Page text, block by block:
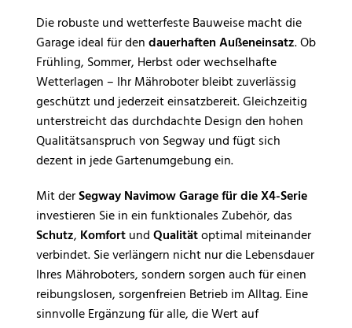
Die robuste und wetterfeste Bauweise macht die
Garage ideal für dendauerhaften Außeneinsatz. Ob
Frühling, Sommer, Herbst oder wechselhafte
Wetterlagen – Ihr Mähroboter bleibt zuverlässig
geschützt und jederzeit einsatzbereit. Gleichzeitig
unterstreicht das durchdachte Design den hohen
Qualitätsanspruch von Segway und fügt sich
dezent in jede Gartenumgebung ein.
Mit derSegway Navimow Garage für die X4-Serie
investieren Sie in ein funktionales Zubehör, das
Schutz, KomfortundQualitätoptimal miteinander
verbindet. Sie verlängern nicht nur die Lebensdauer
Ihres Mähroboters, sondern sorgen auch für einen
reibungslosen, sorgenfreien Betrieb im Alltag. Eine
sinnvolle Ergänzung für alle, die Wert auf